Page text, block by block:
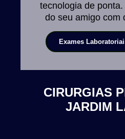
tecnologia de
do seu amigo com
Exames
CIRURGIAS
JARDIM